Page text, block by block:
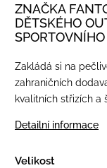
ZNAČKA
DĚTSKÉHO
Zakládá si na
zahraničních
kvalitních střizích a
Detailní informace
Velikost